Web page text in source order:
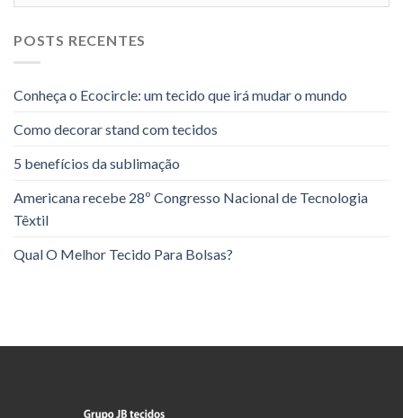
POSTS RECENTES
Conheça o Ecocircle: um tecido que irá mudar o mundo
Como decorar stand com tecidos
5 benefícios da sublimação
Americana recebe 28º Congresso Nacional de Tecnologia
Têxtil
Qual O Melhor Tecido Para Bolsas?